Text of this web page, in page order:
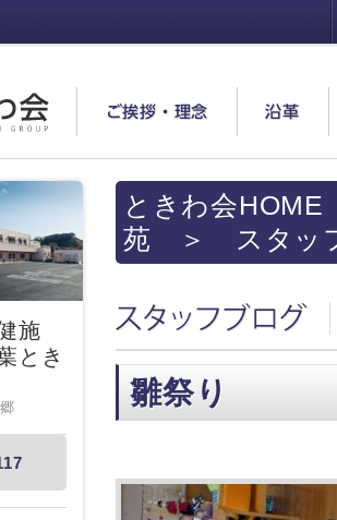
ご挨拶・理念 沿革
ときわ会HOME
苑 ＞ スタッ
スタッフブログ
雛祭り
施
とき